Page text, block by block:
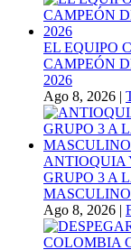
EL EQUIPO
CAMPEÓN
2026
Ago 8, 2026 |
ANTIOQUIA
GRUPO 3 A
Ago 8, 2026 |